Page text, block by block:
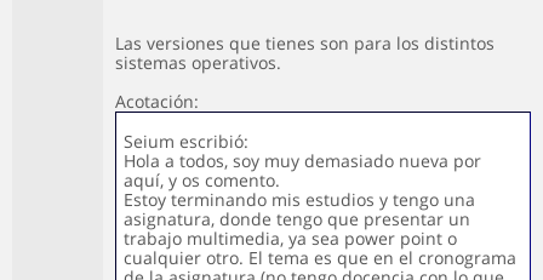
Las versiones que tienes son para los distintos
sistemas operativos.
Acotación:
Seium escribió:
Hola a todos, soy muy demasiado nueva por
aquí, y os comento.
Estoy terminando mis estudios y tengo una
asignatura, donde tengo que presentar un
trabajo multimedia, ya sea power point o
cualquier otro. El tema es que en el cronograma